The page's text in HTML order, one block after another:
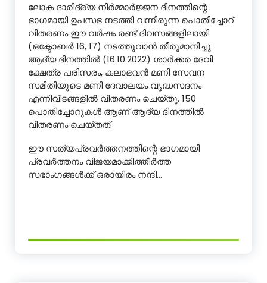
ലോക ദാരിദ്ര്യ നിർമ്മാർജ്ജന ദിനത്തിന്റെ
ഭാഗമായി ഉപസഭ നടത്തി വന്നിരുന്ന പൊതിച്ചോറ്
വിതരണം ഈ വർഷം രണ്ട് ദിവസങ്ങളിലായി
(ഒക്ടോബർ 16, 17) നടത്തുവാൻ തീരുമാനിച്ചു.
ആദ്യ ദിനത്തിൽ (16.10.2022) ശാർക്കര ദേവി
ക്ഷേത്ര പരിസരം, കലാഭവൻ മണി സേവന
സമിതിയുടെ മണി ദേവാലയം വൃദ്ധസദനം
എന്നിവിടങ്ങളിൽ വിതരണം ചെയ്തു. 150
പൊതിച്ചോറുകൾ ആണ് ആദ്യ ദിനത്തിൽ
വിതരണം ചെയ്തത്.
ഈ സത്യപ്രവർത്തനത്തിന്റെ ഭാഗമായി
പ്രവർത്തനം വിജയമാക്കിത്തീർത്ത
സഭാംഗങ്ങൾക്ക് ഒരായിരം നന്ദി…